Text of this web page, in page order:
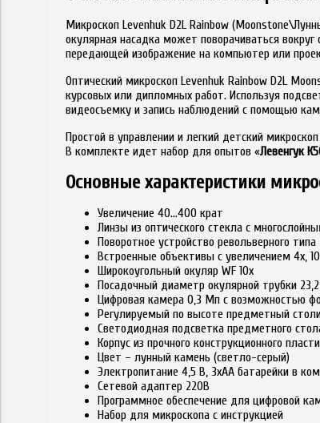
Микроскоп Levenhuk D2L Rainbow
окулярная насадка может поворачиваться
передающей изображение на компьютер или
Оптический микроскоп Levenhuk Rainbow D2L
курсовых или дипломных работ. Используя
видеосъемку и запись наблюдений с помощью
Простой в управлении и легкий детский
В комплекте идет набор для опытов «Левенгук
Основные характеристики
Увеличение 40…400 крат
Линзы из оптического стекла с
Поворотное устройство револьверного типа
Встроенные объективы с увеличением 4х,
Широкоугольный окуляр WF 10x
Посадочный диаметр окулярной трубки
Цифровая камера 0,3 Мп с возможностью
Регулируемый по высоте предметный
Светодиодная подсветка предметного
Корпус из прочного конструкционного
Цвет – лунный камень (светло-серый)
Электропитание 4,5 В, 3хАА батарейки в
Сетевой адаптер 220В
Программное обеспечение для цифровой
Набор для микроскопа с инструкцией